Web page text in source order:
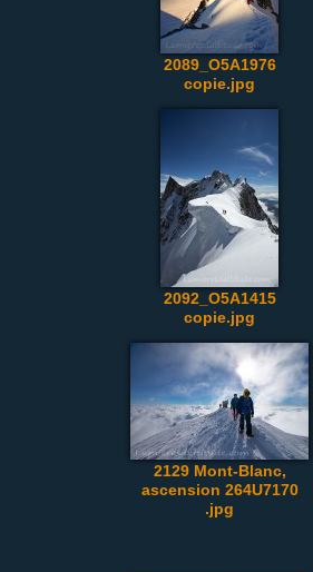
2089_O5A1976
copie.jpg
2092_O5A1415
copie.jpg
2129 Mont-Blanc,
ascension 264U7170
.jpg